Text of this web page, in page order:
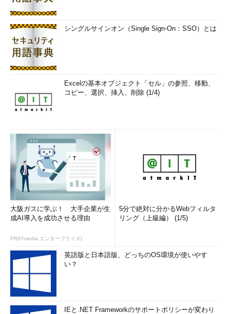
シングルサインオン（Single Sign-On：SSO）とは
Excelの基本オブジェクト「セル」の参照、移動、
コピー、選択、挿入、削除 (1/4)
大阪ガスに学ぶ！ 大手企業が生
成AI導入を成功させる理由
PR(ITmedia エンタープライズ)
5分で絶対に分かるWebフィルタ
リング（上級編） (1/5)
英語版と日本語版、どっちのOS環境が使いやす
い？
IEと.NET Frameworkのサポートポリシーが変わり